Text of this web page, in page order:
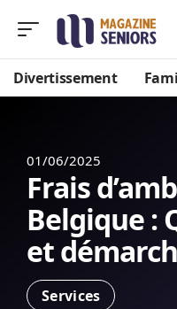
Divertissement
01/06/2025
Frais
Belgique :
et
Services